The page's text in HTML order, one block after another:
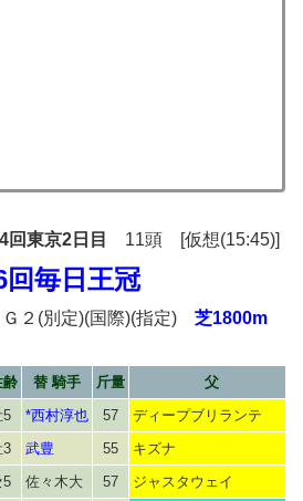
4回東京2日目 11頭 [仮想(15:45)]
回毎日王冠
Ｇ２(別定)(国際)(指定) 芝1800m
齢 替 騎手 斤量
父
5 *西村淳也 57 ディープブリランテ
3 武豊 55 キズナ
5 佐々木大 57 ジャスタウェイ